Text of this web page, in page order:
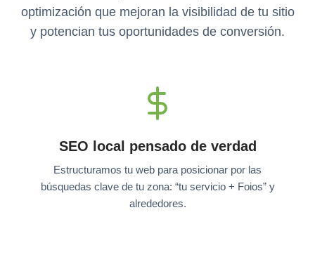
optimización que mejoran la visibilidad de tu sitio
y potencian tus oportunidades de conversión.
SEO local pensado de verdad
Estructuramos tu web para posicionar por las
búsquedas clave de tu zona: “tu servicio + Foios” y
alrededores.